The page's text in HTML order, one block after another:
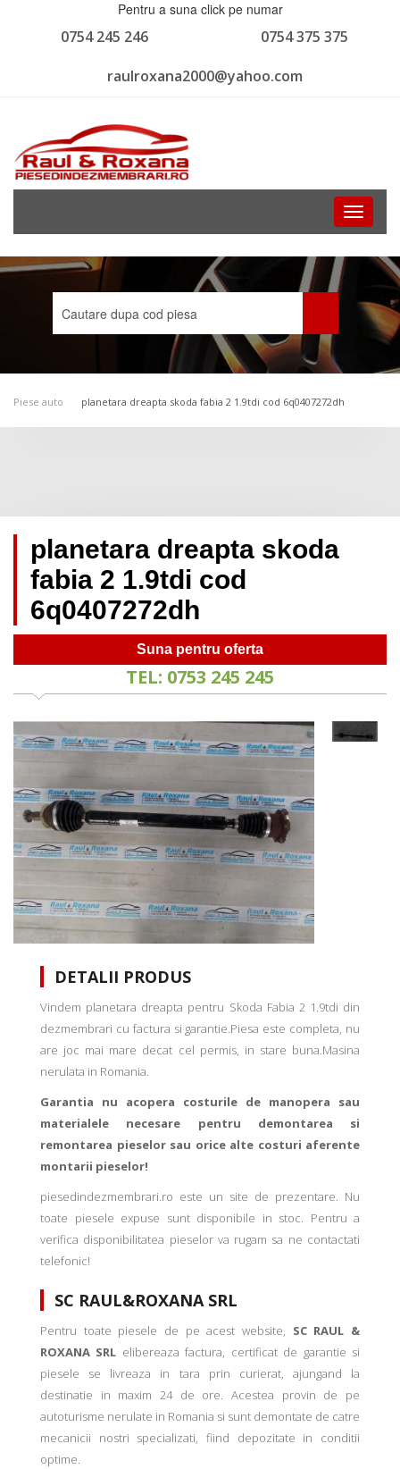
Pentru a suna click pe numar
0754 375 375
0754 245 246
raulroxana2000@yahoo.com
Toggle
Piese auto planetara dreapta skoda fabia 2 1.9tdi cod 6q0407272dh
planetara dreapta skoda
fabia 2 1.9tdi cod
6q0407272dh
Suna pentru oferta
TEL: 0753 245 245
DETALII PRODUS
Vindem planetara dreapta pentru Skoda Fabia 2 1.9tdi din
dezmembrari cu factura si garantie.Piesa este completa, nu
are joc mai mare decat cel permis, in stare buna.Masina
nerulata in Romania.
Garantia nu acopera costurile de manopera sau
materialele necesare pentru demontarea si
remontarea pieselor sau orice alte costuri aferente
montarii pieselor!
piesedindezmembrari.ro este un site de prezentare. Nu
toate piesele expuse sunt disponibile in stoc. Pentru a
verifica disponibilitatea pieselor va rugam sa ne contactati
telefonic!
SC RAUL&ROXANA SRL
Pentru toate piesele de pe acest website, SC RAUL &
ROXANA SRL elibereaza factura, certificat de garantie si
piesele se livreaza in tara prin curierat, ajungand la
destinatie in maxim 24 de ore. Acestea provin de pe
autoturisme nerulate in Romania si sunt demontate de catre
mecanicii nostri specializati, fiind depozitate in conditii
optime.